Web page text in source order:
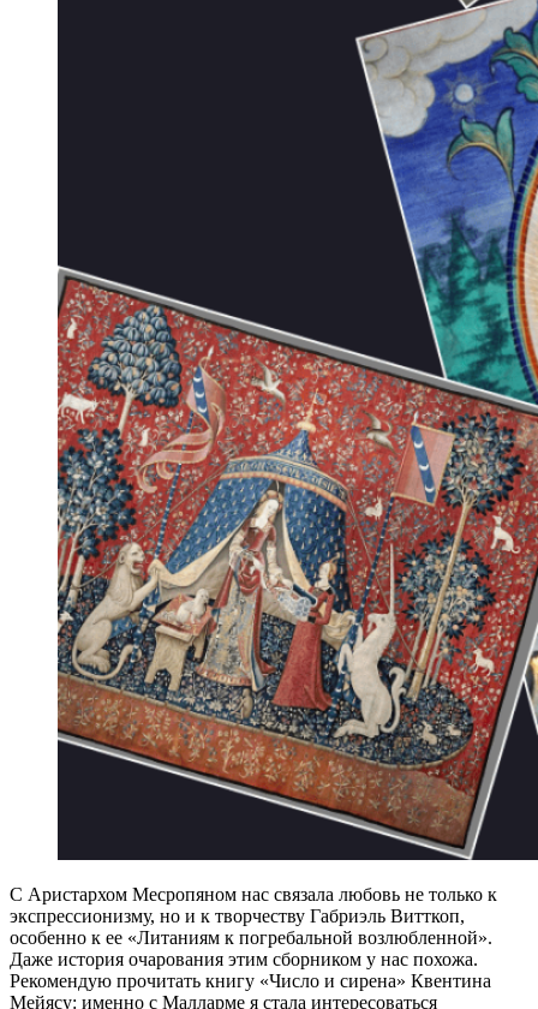
С Аристархом Месропяном нас связала любовь не только к
экспрессионизму, но и к творчеству Габриэль Витткоп,
особенно к ее «Литаниям к погребальной возлюбленной».
Даже история очарования этим сборником у нас похожа.
Рекомендую прочитать книгу «Число и сирена» Квентина
Мейясу: именно с Малларме я стала интересоваться